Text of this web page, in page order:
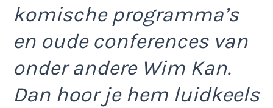
komische programma’s
en oude conferences van
onder andere Wim Kan.
Dan hoor je hem luidkeels